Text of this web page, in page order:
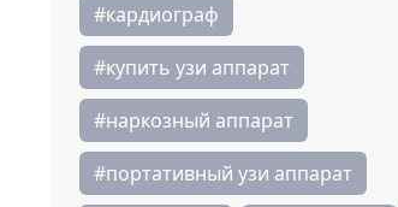
#кардиограф
#купить узи аппарат
#наркозный аппарат
#портативный узи аппарат